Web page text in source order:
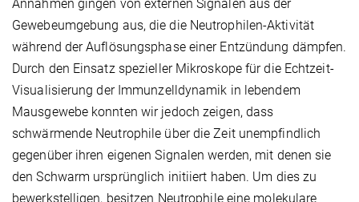
Annahmen gingen von externen Signalen aus der
Gewebeumgebung aus, die die Neutrophilen-Aktivität
während der Auflösungsphase einer Entzündung dämpfen.
Durch den Einsatz spezieller Mikroskope für die Echtzeit-
Visualisierung der Immunzelldynamik in lebendem
Mausgewebe konnten wir jedoch zeigen, dass
schwärmende Neutrophile über die Zeit unempfindlich
gegenüber ihren eigenen Signalen werden, mit denen sie
den Schwarm ursprünglich initiiert haben. Um dies zu
bewerkstelligen, besitzen Neutrophile eine molekulare